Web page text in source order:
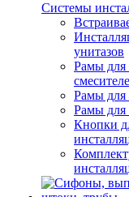
Системы
унитазов
Рамы для
Рамы для
Рамы для
Кнопки